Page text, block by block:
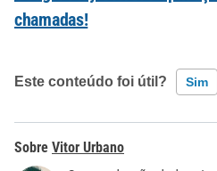
chamadas!
Este conteúdo foi útil? Sim
Este conteúdo contém
Vitor Urbano